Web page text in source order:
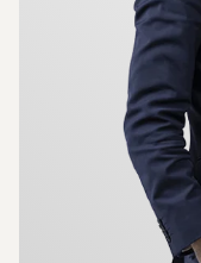
En trappa upp
nyrenoverade
planlösning
Här skapas en
kan samlas till